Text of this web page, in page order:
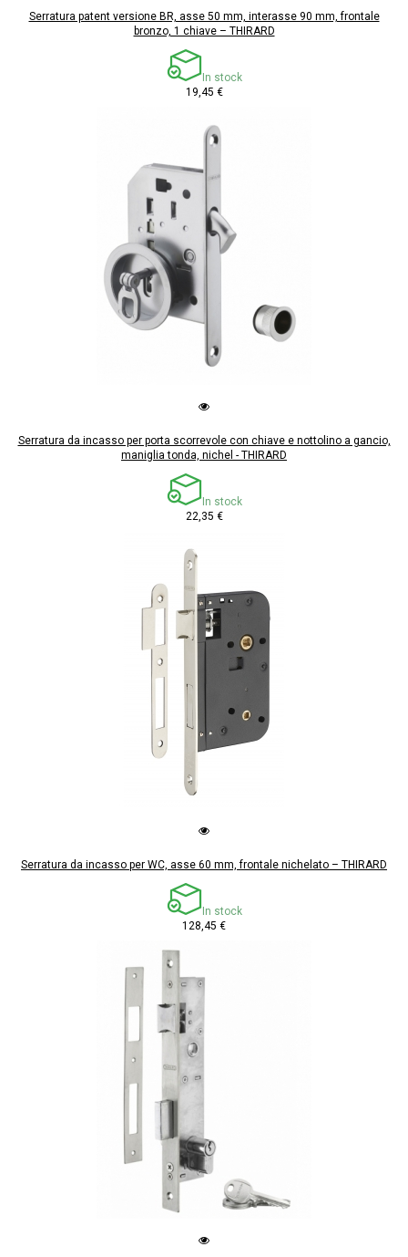
Serratura patent versione BR, asse 50 mm, interasse 90 mm, frontale
bronzo, 1 chiave – THIRARD
In stock
19,45 €
Serratura da incasso per porta scorrevole con chiave e nottolino a gancio,
maniglia tonda, nichel - THIRARD
In stock
22,35 €
Serratura da incasso per WC, asse 60 mm, frontale nichelato – THIRARD
In stock
128,45 €